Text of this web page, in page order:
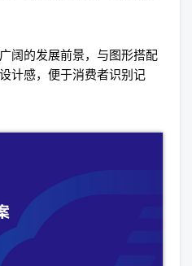
阔的发展前景，与图形搭配
计感，便于消费者识别记